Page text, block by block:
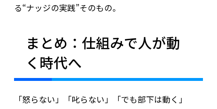
る“ナッジの実践”そのもの。
まとめ：仕組みで人が動
く時代へ
「怒らない」「叱らない」「でも部下は動く」